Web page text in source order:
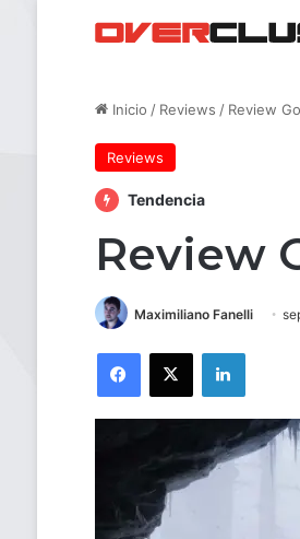
Inicio / Reviews / Review
Reviews
Tendencia
Review
Maximiliano Fanelli
Facebook
X LinkedIn